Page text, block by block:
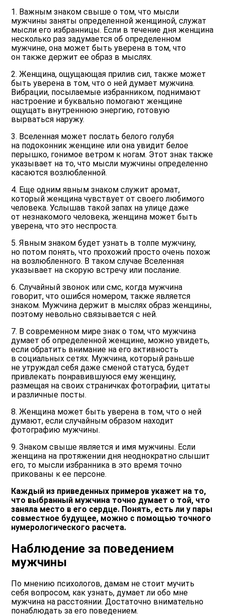
1. Важным знаком свыше о том, что мысли
мужчины заняты определенной женщиной, служат
мысли его избранницы. Если в течение дня женщина
несколько раз задумается об определенном
мужчине, она может быть уверена в том, что
он также держит ее образ в мыслях.
2. Женщина, ощущающая прилив сил, также может
быть уверена в том, что о ней думает мужчина.
Вибрации, посылаемые избранником, поднимают
настроение и буквально помогают женщине
ощущать внутреннюю энергию, готовую
вырваться наружу.
3. Вселенная может послать белого голубя
на подоконник женщине или она увидит белое
перышко, гонимое ветром к ногам. Этот знак также
указывает на то, что мысли мужчины определенно
касаются возлюбленной.
4. Еще одним явным знаком служит аромат,
который женщина чувствует от своего любимого
человека. Услышав такой запах на улице даже
от незнакомого человека, женщина может быть
уверена, что это неспроста.
5. Явным знаком будет узнать в толпе мужчину,
но потом понять, что прохожий просто очень похож
на возлюбленного. В таком случае Вселенная
указывает на скорую встречу или послание.
6. Случайный звонок или смс, когда мужчина
говорит, что ошибся номером, также является
знаком. Мужчина держит в мыслях образ женщины,
поэтому невольно связывается с ней.
7. В современном мире знак о том, что мужчина
думает об определенной женщине, можно увидеть,
если обратить внимание на его активность
в социальных сетях. Мужчина, который раньше
не утруждал себя даже сменой статуса, будет
привлекать понравившуюся ему женщину,
размещая на своих страничках фотографии, цитаты
и различные посты.
8. Женщина может быть уверена в том, что о ней
думают, если случайным образом находит
фотографию мужчины.
9. Знаком свыше является и имя мужчины. Если
женщина на протяжении дня неоднократно слышит
его, то мысли избранника в это время точно
прикованы к ее персоне.
Каждый из приведенных примеров укажет на то,
что выбранный мужчина точно думает о той, что
заняла место в его сердце. Понять, есть ли у пары
совместное будущее, можно с помощью точного
нумерологического расчета.
Наблюдение за поведением
мужчины
По мнению психологов, дамам не стоит мучить
себя вопросом, как узнать, думает ли обо мне
мужчина на расстоянии. Достаточно внимательно
понаблюдать за его поведением.